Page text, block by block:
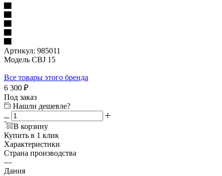
Артикул: 985011
Модель CBJ 15
Все товары этого бренда
6 300 ₽
Под заказ
Нашли дешевле?
В корзину
Купить в 1 клик
Характеристики
Страна производства
—
Дания